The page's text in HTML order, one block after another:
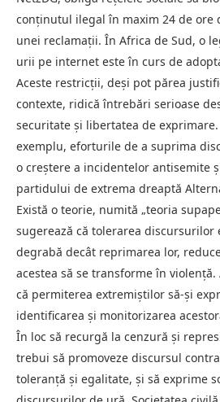
conținutul ilegal în maxim 24 de ore
unei reclamații. În Africa de Sud, o
urii pe internet este în curs de
Aceste restricții, deși pot părea
contexte, ridică întrebări serioase
securitate și libertatea de
exemplu, eforturile de a suprima
o creștere a incidentelor antisemite
partidului de extrema dreaptă
Există o teorie, numită „teoria
sugerează că tolerarea discursurilor
degrabă decât reprimarea lor,
acestea să se transforme în
că permiterea extremiștilor să-și
identificarea și monitorizarea
În loc să recurgă la cenzură și
trebui să promoveze discursul
toleranță și egalitate, și să exprime